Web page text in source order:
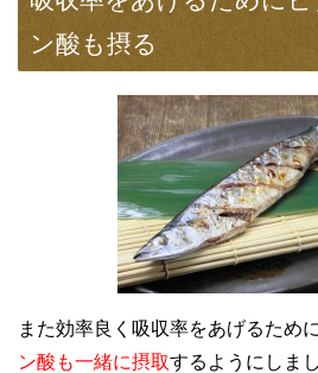
ン酸も摂る
また効率良く吸収率をあげるために
ン酸も一緒に摂取するようにしま